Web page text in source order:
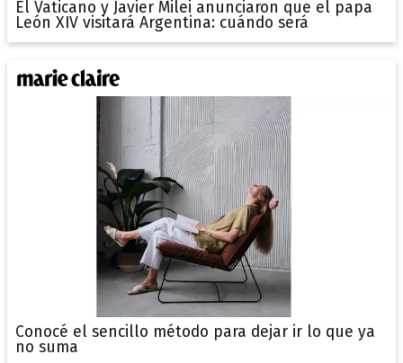
El Vaticano y Javier Milei anunciaron que el papa
León XIV visitará Argentina: cuándo será
Conocé el sencillo método para dejar ir lo que ya
no suma